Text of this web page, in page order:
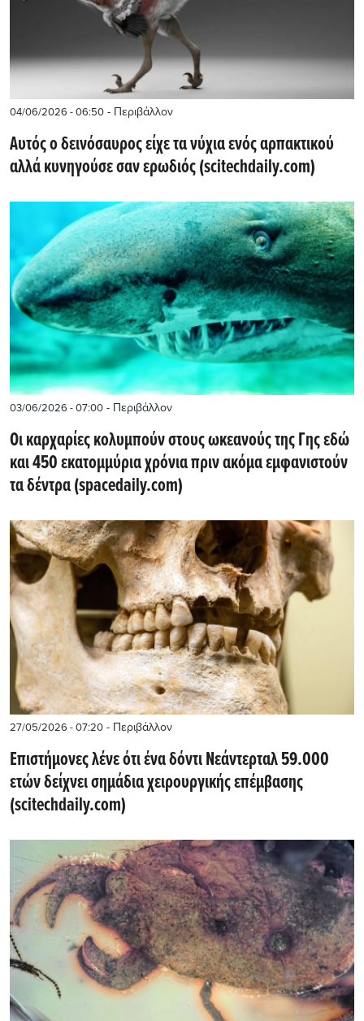
04/06/2026 - 06:50 - Περιβάλλον
Αυτός ο δεινόσαυρος είχε τα νύχια ενός αρπακτικού
αλλά κυνηγούσε σαν ερωδιός (scitechdaily.com)
03/06/2026 - 07:00 - Περιβάλλον
Οι καρχαρίες κολυμπούν στους ωκεανούς της Γης εδώ
και 450 εκατομμύρια χρόνια πριν ακόμα εμφανιστούν
τα δέντρα (spacedaily.com)
27/05/2026 - 07:20 - Περιβάλλον
Επιστήμονες λένε ότι ένα δόντι Νεάντερταλ 59.000
ετών δείχνει σημάδια χειρουργικής επέμβασης
(scitechdaily.com)